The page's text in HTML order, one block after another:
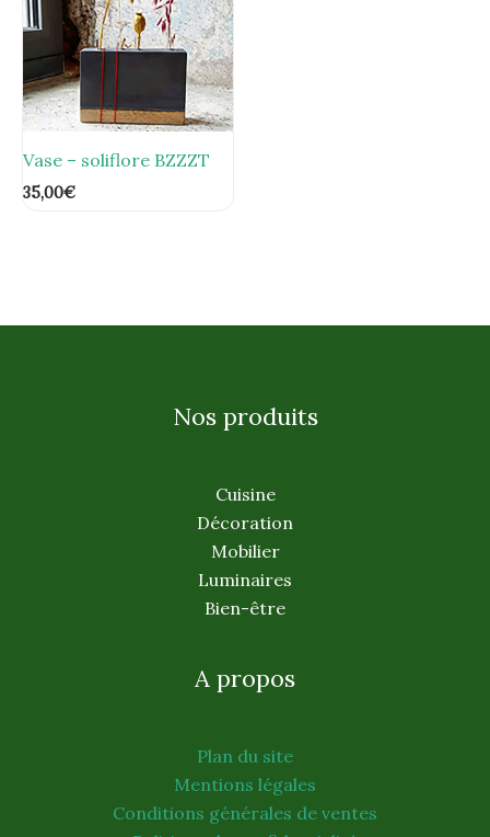
Vase – soliflore BZZZT
35,00€
Nos produits
Cuisine
Décoration
Mobilier
Luminaires
Bien-être
A propos
Plan du site
Mentions légales
Conditions générales de ventes